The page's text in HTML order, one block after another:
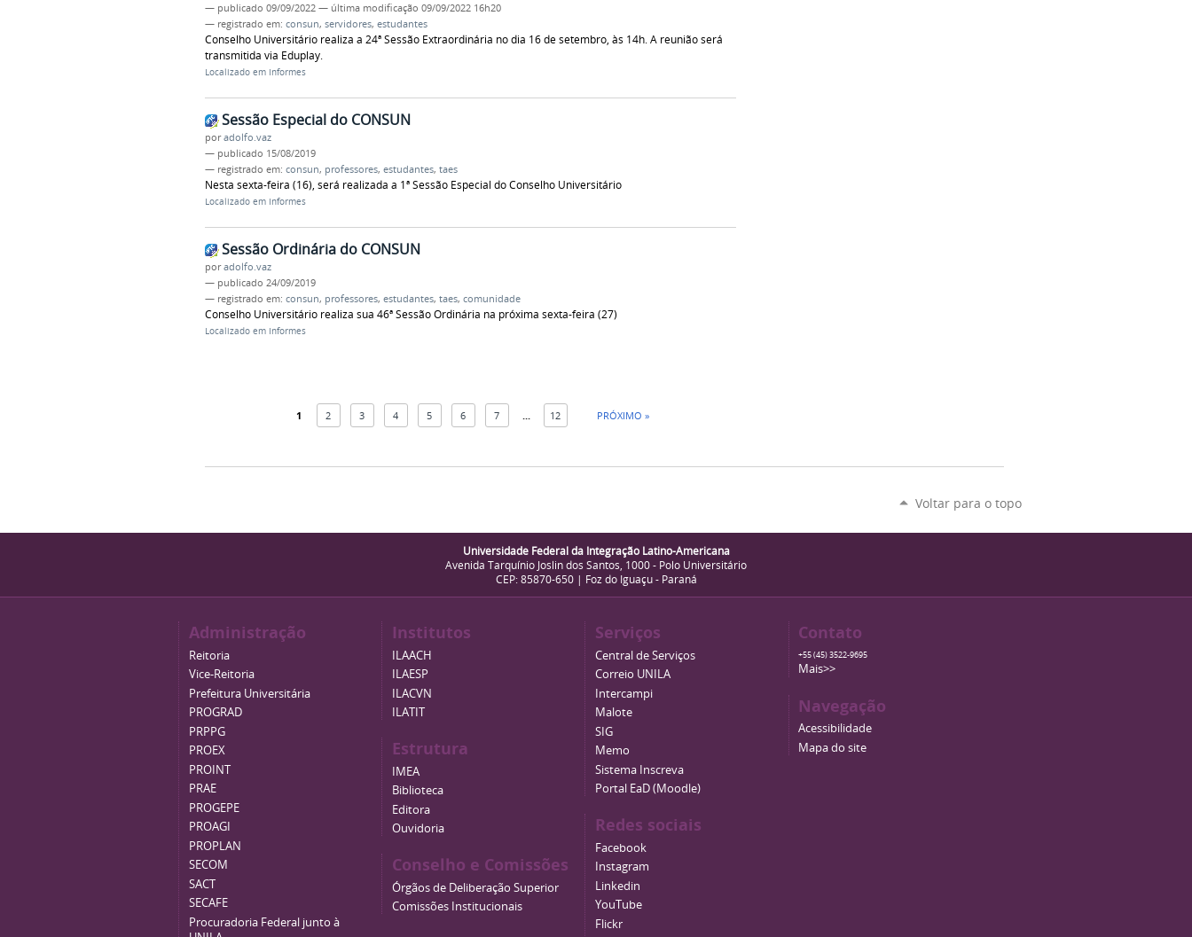
— publicado 09/09/2022 — última modificação 09/09/2022 16h20
— registrado em: consun, servidores, estudantes
Conselho Universitário realiza a 24ª Sessão Extraordinária no dia 16 de setembro, às 14h. A reunião será
transmitida via Eduplay.
Localizado em Informes
Sessão Especial do CONSUN
poradolfo.vaz
— publicado 15/08/2019
— registrado em: consun, professores, estudantes, taes
Nesta sexta-feira (16), será realizada a 1ª Sessão Especial do Conselho Universitário
Localizado em Informes
Sessão Ordinária do CONSUN
poradolfo.vaz
— publicado 24/09/2019
— registrado em: consun, professores, estudantes, taes, comunidade
Conselho Universitário realiza sua 46ª Sessão Ordinária na próxima sexta-feira (27)
Localizado em Informes
1 2 3 4 5 6 7 12 PRÓXIMO »
Voltar para o topo
Universidade Federal da Integração Latino-Americana
Avenida Tarquínio Joslin dos Santos, 1000 - Polo Universitário
CEP: 85870-650 | Foz do Iguaçu - Paraná
Administração
Reitoria
Vice-Reitoria
Prefeitura Universitária
PROGRAD
PRPPG
PROEX
PROINT
PRAE
PROGEPE
PROAGI
PROPLAN
SECOM
SACT
SECAFE
Procuradoria Federal junto à
Institutos
ILAACH
ILAESP
ILACVN
ILATIT
Estrutura
IMEA
Biblioteca
Editora
Ouvidoria
Conselho e Comissões
Órgãos de Deliberação Superior
Comissões Institucionais
Serviços
Central de Serviços
Correio UNILA
Intercampi
Malote
SIG
Memo
Sistema Inscreva
Portal EaD (Moodle)
Redes sociais
Facebook
Instagram
Linkedin
YouTube
Flickr
Contato
+55 (45) 3522-9695
Mais>>
Navegação
Acessibilidade
Mapa do site